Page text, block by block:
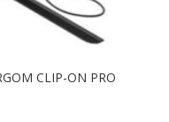
CLIP-ON PRO